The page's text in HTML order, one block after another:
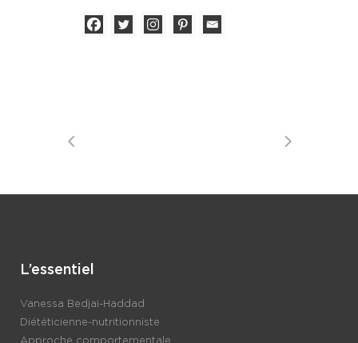
L’essentiel
Vanessa Bedjaï-Haddad
Diététicienne-nutritionniste